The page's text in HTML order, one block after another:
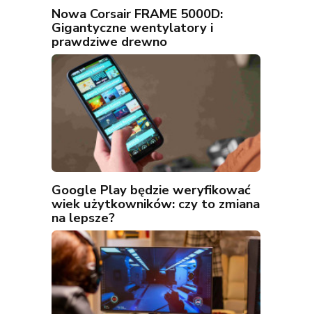
Nowa Corsair FRAME 5000D:
Gigantyczne wentylatory i
prawdziwe drewno
Google Play będzie weryfikować
wiek użytkowników: czy to zmiana
na lepsze?